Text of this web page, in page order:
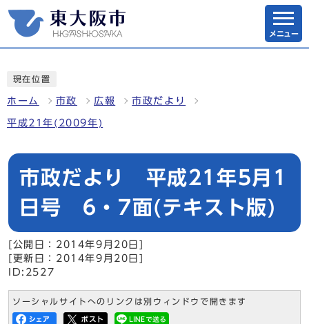
メニュー
現在位置
ホーム 市政 広報 市政だより
平成21年(2009年)
市政だより 平成21年5月1
日号 6・7面(テキスト版)
[公開日：2014年9月20日]
[更新日：2014年9月20日]
ID:2527
ソーシャルサイトへのリンクは別ウィンドウで開きます